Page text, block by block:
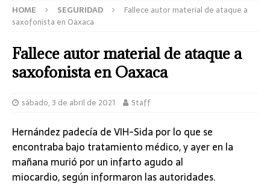
HOME SEGURIDAD
Fallece autor material de ataque a
saxofonista en Oaxaca
Fallece autor material de ataque a
saxofonista en Oaxaca
sábado, 3 de abril de 2021 Staff
Hernández padecía de VIH-Sida por lo que se
encontraba bajo tratamiento médico, y ayer en la
mañana murió por un infarto agudo al
miocardio, según informaron las autoridades.